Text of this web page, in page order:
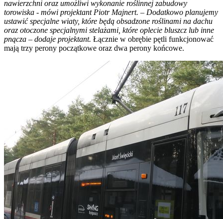
nawierzchni oraz umożliwi wykonanie roślinnej zabudowy
torowiska - mówi projektant Piotr Majnert. – Dodatkowo planujemy
ustawić specjalne wiaty, które będą obsadzone roślinami na dachu
oraz otoczone specjalnymi stelażami, które oplecie bluszcz lub inne
pnącza – dodaje projektant. Łącznie w obrębie pętli funkcjonować
mają trzy perony początkowe oraz dwa perony końcowe.